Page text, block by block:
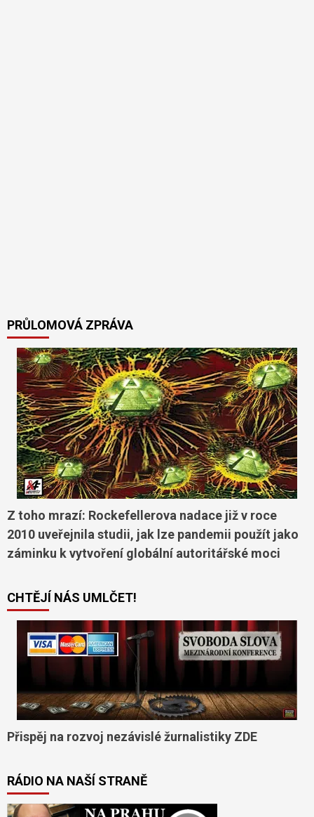
PRŮLOMOVÁ ZPRÁVA
Z toho mrazí: Rockefellerova nadace již v roce
2010 uveřejnila studii, jak lze pandemii použít jako
záminku k vytvoření globální autoritářské moci
CHTĚJÍ NÁS UMLČET!
Přispěj na rozvoj nezávislé žurnalistiky ZDE
RÁDIO NA NAŠÍ STRANĚ